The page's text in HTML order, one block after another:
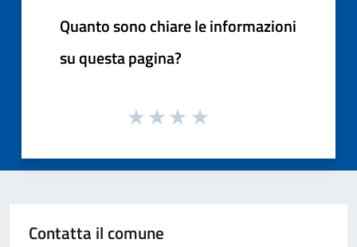
Quanto sono chiare le informazioni
su questa pagina?
Contatta il comune